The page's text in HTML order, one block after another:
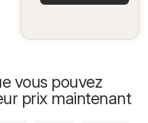
vous pouvez
prix maintenant